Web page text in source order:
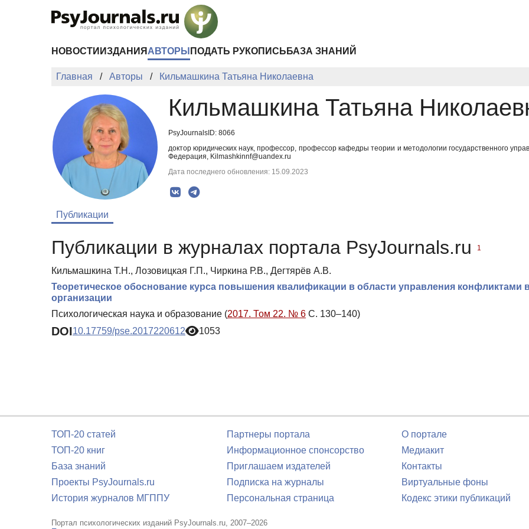
НОВОСТИ ИЗДАНИЯ АВТОРЫ ПОДАТЬ РУКОПИСЬ БАЗА ЗНАНИЙ
Главная Авторы Кильмашкина Татьяна Николаевна
Кильмашкина Татьяна
PsyJournalsID: 8066
доктор юридических наук, профессор, профессор кафедры теории и методологии государственного
Федерация, Kilmashkinnf@uandex.ru
Дата последнего обновления: 15.09.2023
Публикации
Публикации в журналах портала PsyJournals.ru 1
Кильмашкина Т.Н., Лозовицкая Г.П., Чиркина Р.В., Дегтярёв А.В.
Теоретическое обоснование курса повышения квалификации в области управления конфликтами
организации
Психологическая наука и образование (2017. Том 22. № 6 С. 130–140)
DOI10.17759/pse.2017220612 1053
ТОП-20 статей
ТОП-20 книг
База знаний
Проекты PsyJournals.ru
История журналов МГППУ
Партнеры портала
Информационное спонсорство
Приглашаем издателей
Подписка на журналы
Персональная страница
О портале
Медиакит
Контакты
Виртуальные фоны
Кодекс этики публикаций
Портал психологических изданий PsyJournals.ru, 2007–2026